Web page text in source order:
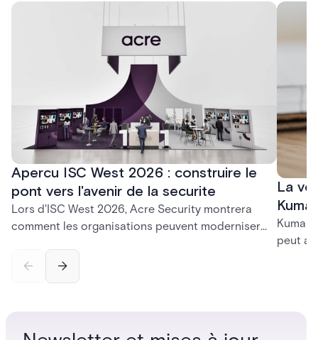
Apercu ISC West 2026 : construire le
pont vers l'avenir de la securite
Lors d'ISC West 2026, Acre Security montrera
comment les organisations peuvent moderniser
sur site eprouvees a l'ecosysteme unifie One Acre,
Acre Bridge cree un chemin pratique entre les
La
Kumar
peut